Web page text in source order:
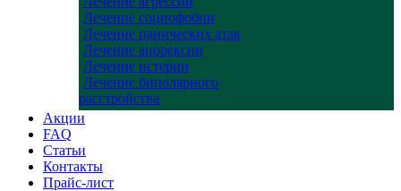
Лечение социофобии
Лечение панических атак
Лечение анорексии
Лечение истерии
Лечение биполярного
расстройства
Акции
FAQ
Статьи
Контакты
Прайс-лист